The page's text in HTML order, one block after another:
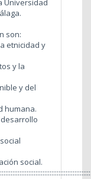
Universidad
son:
etnicidad y
y la
y del
humana.
social.